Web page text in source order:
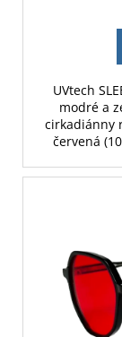
UVtech
modré a
cirkadiánny
červená